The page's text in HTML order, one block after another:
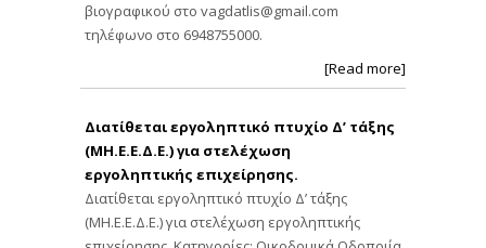
βιογραφικού στο vagdatlis@gmail.com
τηλέφωνο στο 6948755000.
[Read more]
Διατίθεται εργοληπτικό πτυχίο Δ’ τάξης
(ΜΗ.Ε.Ε.Δ.Ε.) για στελέχωση
εργοληπτικής επιχείρησης.
Διατίθεται εργοληπτικό πτυχίο Δ’ τάξης
(ΜΗ.Ε.Ε.Δ.Ε.) για στελέχωση εργοληπτικής